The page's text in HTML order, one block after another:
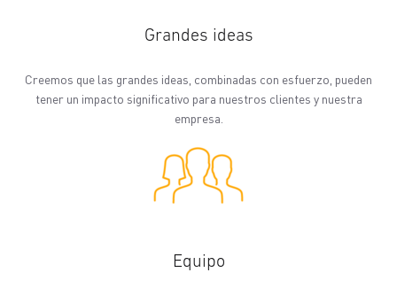
Grandes ideas
Creemos que las grandes ideas, combinadas con esfuerzo, pueden
tener un impacto significativo para nuestros clientes y nuestra
empresa.
Equipo